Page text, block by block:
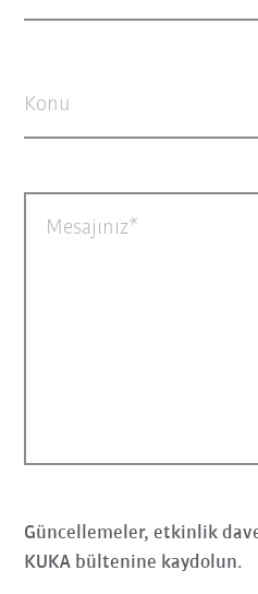
Konu
Mesajınız
Güncellemeler, etkinlik
KUKA bültenine kaydolun.